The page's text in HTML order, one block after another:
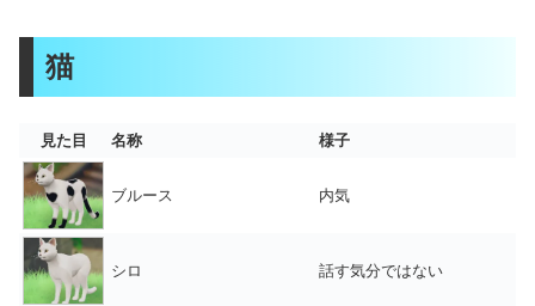
猫
見た目 名称 様子
ブルース 内気
シロ 話す気分ではない